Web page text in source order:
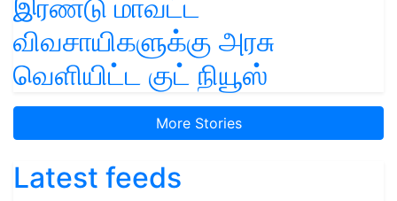
இரண்டு மாவட்ட
விவசாயிகளுக்கு அரசு
வெளியிட்ட குட் நியூஸ்
More Stories
Latest feeds